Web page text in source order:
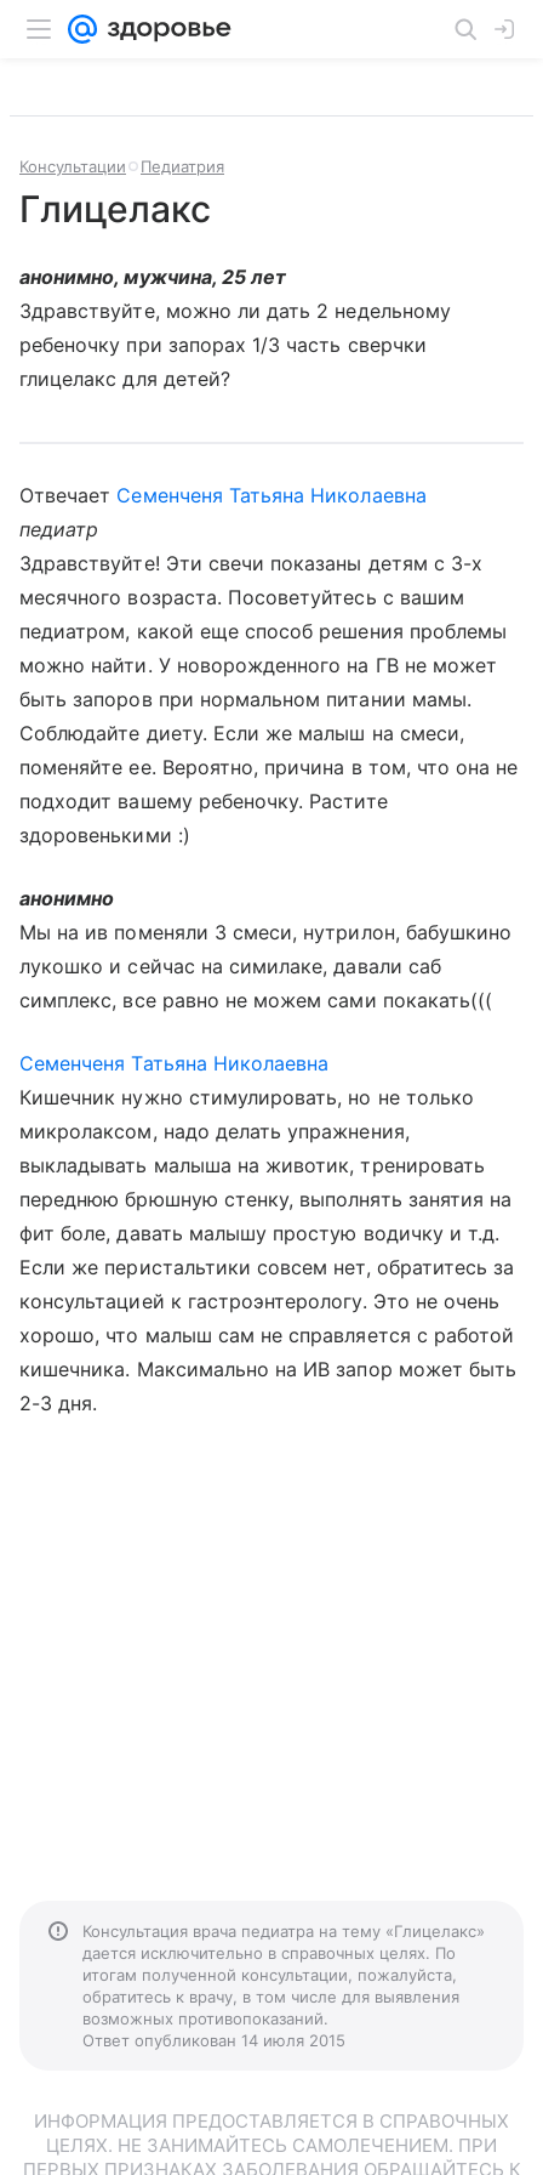
Консультации Педиатрия
Глицелакс
анонимно, мужчина, 25 лет
Здравствуйте, можно ли дать 2 недельному
ребеночку при запорах 1/3 часть сверчки
глицелакс для детей?
Отвечает Семенченя Татьяна Николаевна
педиатр
Здравствуйте! Эти свечи показаны детям с 3-х
месячного возраста. Посоветуйтесь с вашим
педиатром, какой еще способ решения проблемы
можно найти. У новорожденного на ГВ не может
быть запоров при нормальном питании мамы.
Соблюдайте диету. Если же малыш на смеси,
поменяйте ее. Вероятно, причина в том, что она не
подходит вашему ребеночку. Растите
здоровенькими :)
анонимно
Мы на ив поменяли 3 смеси, нутрилон, бабушкино
лукошко и сейчас на симилаке, давали саб
симплекс, все равно не можем сами покакать(((
Семенченя Татьяна Николаевна
Кишечник нужно стимулировать, но не только
микролаксом, надо делать упражнения,
выкладывать малыша на животик, тренировать
переднюю брюшную стенку, выполнять занятия на
фит боле, давать малышу простую водичку и т.д.
Если же перистальтики совсем нет, обратитесь за
консультацией к гастроэнтерологу. Это не очень
хорошо, что малыш сам не справляется с работой
кишечника. Максимально на ИВ запор может быть
2-3 дня.
Консультация врача педиатра на тему «Глицелакс»
дается исключительно в справочных целях. По
итогам полученной консультации, пожалуйста,
обратитесь к врачу, в том числе для выявления
возможных противопоказаний.
Ответ опубликован 14 июля 2015
ИНФОРМАЦИЯ ПРЕДОСТАВЛЯЕТСЯ В СПРАВОЧНЫХ
ЦЕЛЯХ. НЕ ЗАНИМАЙТЕСЬ САМОЛЕЧЕНИЕМ. ПРИ
ПЕРВЫХ ПРИЗНАКАХ ЗАБОЛЕВАНИЯ ОБРАЩАЙТЕСЬ К